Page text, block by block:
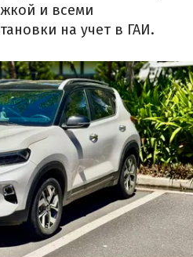
и всеми
на учет в ГАИ.